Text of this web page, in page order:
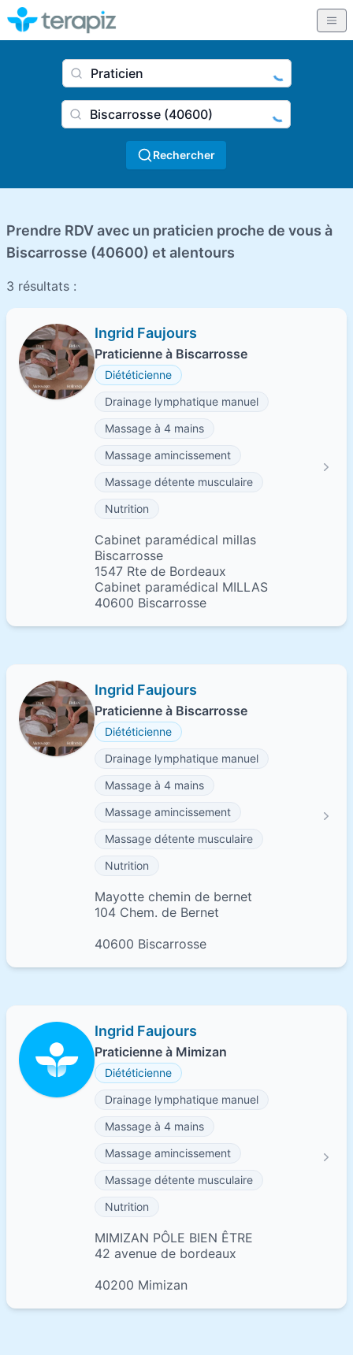
Ville
Rechercher
Prendre RDV avec un praticien proche de vous à
Biscarrosse (40600) et alentours
3 résultats :
Ingrid Faujours
Praticienne à Biscarrosse
Diététicienne
Drainage lymphatique manuel
Massage à 4 mains
Massage amincissement
Massage détente musculaire
Nutrition
Cabinet paramédical millas
Biscarrosse
1547 Rte de Bordeaux
Cabinet paramédical MILLAS
40600 Biscarrosse
Ingrid Faujours
Praticienne à Biscarrosse
Diététicienne
Drainage lymphatique manuel
Massage à 4 mains
Massage amincissement
Massage détente musculaire
Nutrition
Mayotte chemin de bernet
104 Chem. de Bernet
40600 Biscarrosse
Ingrid Faujours
Praticienne à Mimizan
Diététicienne
Drainage lymphatique manuel
Massage à 4 mains
Massage amincissement
Massage détente musculaire
Nutrition
MIMIZAN PÔLE BIEN ÊTRE
42 avenue de bordeaux
40200 Mimizan